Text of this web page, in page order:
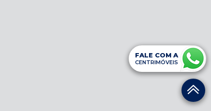
FALE COM A
CENTRIMÓVEIS